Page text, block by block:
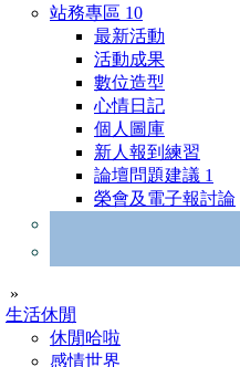
站務專區 10
最新活動
活動成果
數位造型
心情日記
個人圖庫
新人報到練習
論壇問題建議 1
榮會及電子報討論
»
生活休閒
休閒哈啦
感情世界